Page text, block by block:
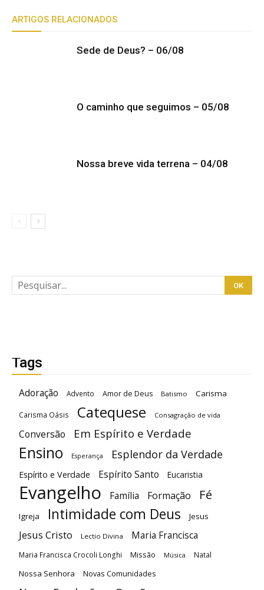
ARTIGOS RELACIONADOS
Sede de Deus? – 06/08
O caminho que seguimos – 05/08
Nossa breve vida terrena – 04/08
Tags
Adoração Advento Amor de Deus Batismo Carisma
Carisma Oásis Catequese Consagração de vida
Conversão Em Espírito e Verdade
Ensino Esperança Esplendor da Verdade
Espírito e Verdade Espírito Santo Eucaristia
Evangelho Família Formação Fé
Igreja Intimidade com Deus Jesus
Jesus Cristo Lectio Divina Maria Francisca
Maria Francisca Crocoli Longhi Missão Música Natal
Nossa Senhora Novas Comunidades